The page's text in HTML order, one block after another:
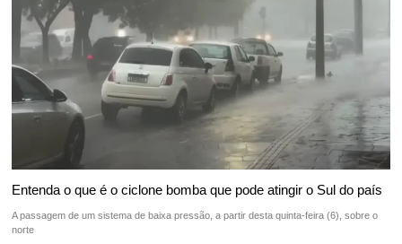
Entenda o que é o ciclone bomba que pode atingir o Sul do país
A passagem de um sistema de baixa pressão, a partir desta quinta-feira (6), sobre o
norte